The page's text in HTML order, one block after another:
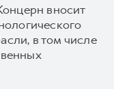
вносит
в том числе